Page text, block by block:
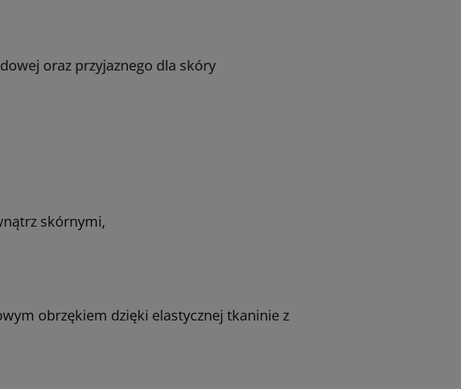
oraz przyjaznego dla skóry
skórnymi,
obrzękiem dzięki elastycznej tkaninie z